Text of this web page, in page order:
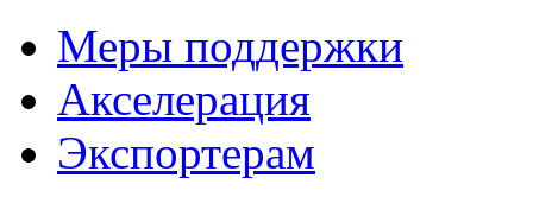
Меры поддержки
Акселерация
Экспортерам